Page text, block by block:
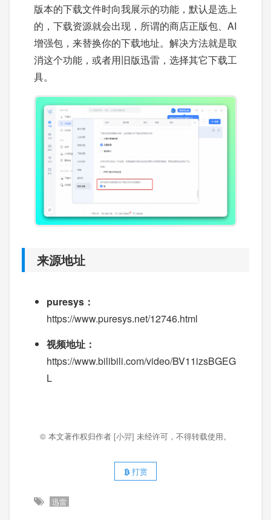
版本的下载文件时向我展示的功能，默认是选上
的，下载资源就会出现，所谓的商店正版包、AI
增强包，来替换你的下载地址。解决方法就是取
消这个功能，或者用旧版迅雷，选择其它下载工
具。
来源地址
puresys：
https://www.puresys.net/12746.html
视频地址：
https://www.bilibili.com/video/BV11izsBGEG
L
© 本文著作权归作者 [小羿] 未经许可，不得转载使用。
打赏
迅雷